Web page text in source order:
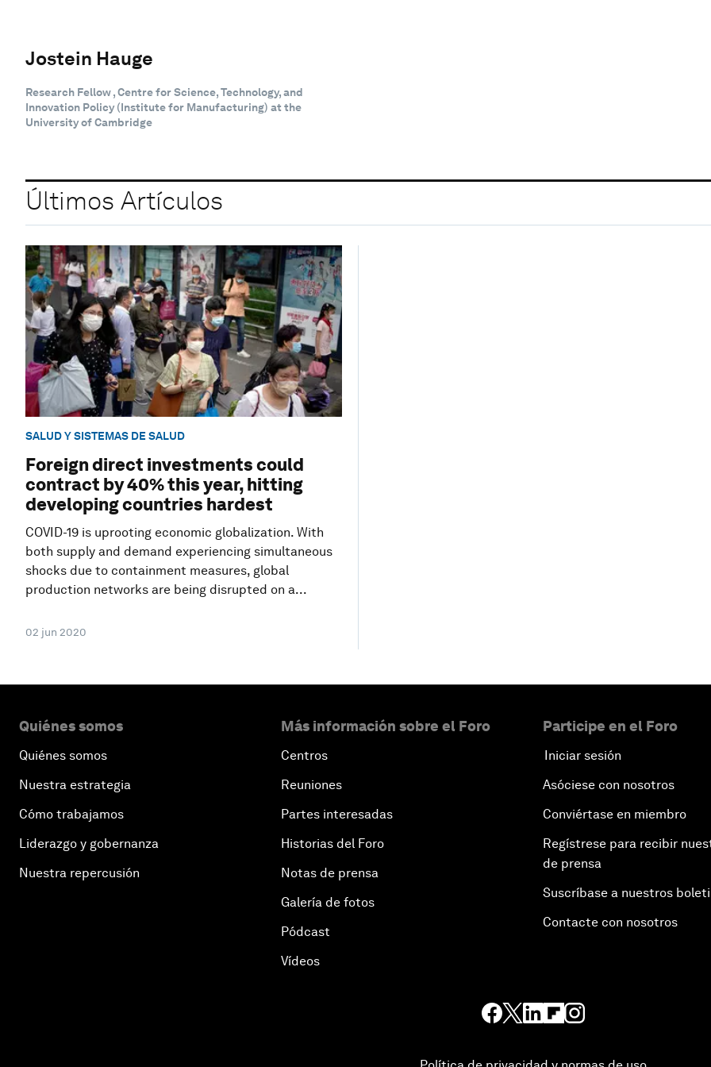
Jostein Hauge
Research Fellow , Centre for Science, Technology, and
Innovation Policy (Institute for Manufacturing) at the
University of Cambridge
Últimos Artículos
SALUD Y SISTEMAS DE SALUD
Foreign direct investments could
contract by 40% this year, hitting
developing countries hardest
COVID-19 is uprooting economic globalization. With
both supply and demand experiencing simultaneous
shocks due to containment measures, global
production networks are being disrupted on a...
02 jun 2020
Quiénes somos
Quiénes somos
Nuestra estrategia
Cómo trabajamos
Liderazgo y gobernanza
Nuestra repercusión
Más información sobre el Foro
Centros
Reuniones
Partes interesadas
Historias del Foro
Notas de prensa
Galería de fotos
Pódcast
Vídeos
Participe en el Foro
Iniciar sesión
Asóciese con nosotros
Conviértase en miembro
Regístrese para recibir
de prensa
Suscríbase a nuestros
Contacte con nosotros